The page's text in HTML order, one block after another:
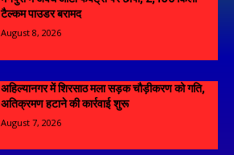
टैल्कम पाउडर बरामद
August 8, 2026
अहिल्यानगर में शिरसाठ मला सड़क चौड़ीकरण को गति,
अतिक्रमण हटाने की कार्रवाई शुरू
August 7, 2026